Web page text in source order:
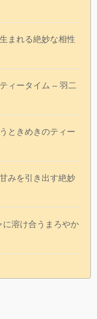
まれる絶妙な相性
ィータイム – 羽二
ときめきのティー
みを引き出す絶妙
に溶け合うまろやか